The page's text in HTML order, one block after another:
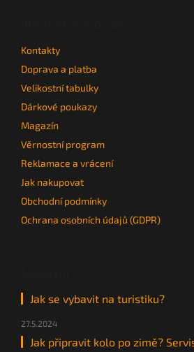
Kontakty
Doprava a platba
Velikostní tabulky
Dárkové poukazy
Magazín
Věrnostní program
Reklamace a vrácení
Jak nakupovat
Obchodní podmínky
Ochrana osobních údajů (GDPR)
Jak se vybavit na turistiku?
27.5.2024
Jak připravit kolo po zimě?